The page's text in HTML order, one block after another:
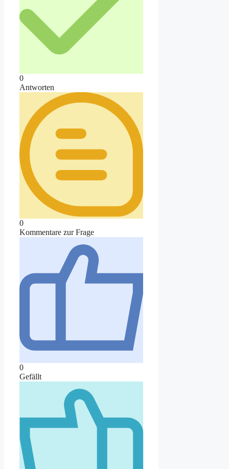
0
Antworten
0
Kommentare zur Frage
0
Gefällt